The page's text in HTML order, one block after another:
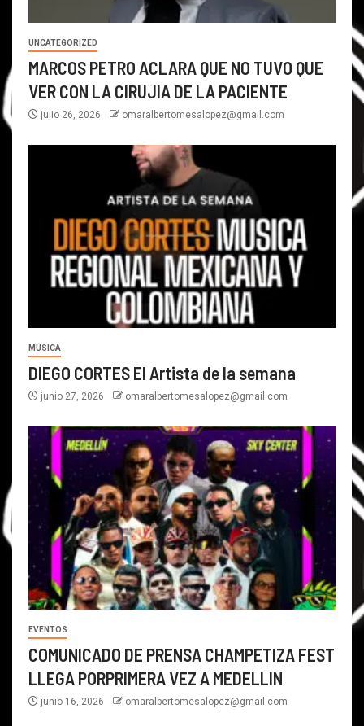
UNCATEGORIZED
MARCOS PETRO ACLARA QUE NO TUVO QUE
VER CON LA CIRUJIA DE LA PACIENTE
julio 26, 2026 omaralbertomesalopez@gmail.com
MÚSICA
DIEGO CORTES El Artista de la semana
junio 27, 2026 omaralbertomesalopez@gmail.com
EVENTOS
COMUNICADO DE PRENSA CHAMPETIZA FEST
LLEGA PORPRIMERA VEZ A MEDELLIN
junio 16, 2026 omaralbertomesalopez@gmail.com